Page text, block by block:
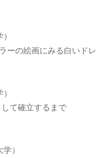
ーの絵画にみる白いドレ
して確立するまで
）